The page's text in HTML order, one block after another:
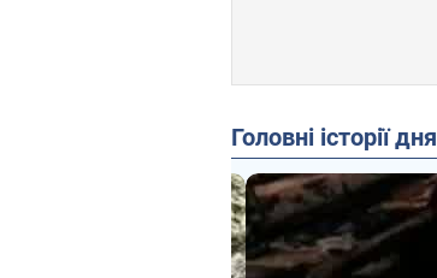
Головні історії дня